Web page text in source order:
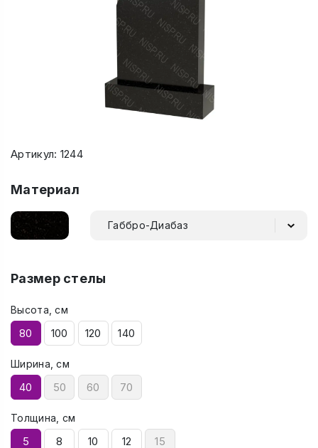
Артикул: 1244
Материал
Габбро-Диабаз
Размер стелы
Высота, см
80 100 120 140
Ширина, см
40 50 60 70
Толщина, см
5 8 10 12 15